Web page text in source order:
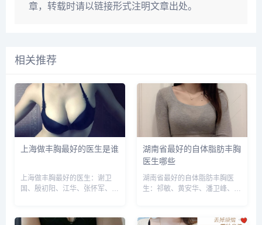
章，转载时请以链接形式注明文章出处。
相关推荐
上海做丰胸最好的医生是谁
上海做丰胸最好的医生：谢卫
国、殷初阳、江华、张怀军、徐
需谨慎，预约或咨询添加微信
湖南省最好的自体脂肪丰胸
医生哪些
湖南省最好的自体脂肪丰胸医
生：祁敏、黄安华、潘卫峰、杨
加微信号：wuyoubianmei或者